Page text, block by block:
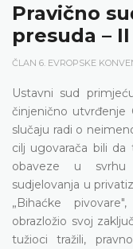
Pravično
presuda –
ČLAN 6. EVROPSKE
Ustavni sud
činjenično utvrđenje
slučaju radi o
cilj ugovarača bili
obaveze u svrhu
sudjelovanja u
„Bihaćke
obrazložio svoj
tužioci tražili,